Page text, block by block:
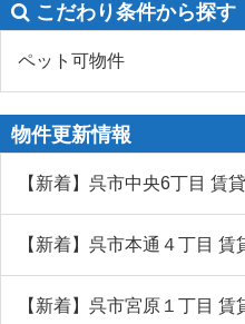
こだわり条件から探す
ペット可物件
物件更新情報
【新着】呉市中央6丁目 賃
【新着】呉市本通４丁目 賃
【新着】呉市宮原１丁目 賃